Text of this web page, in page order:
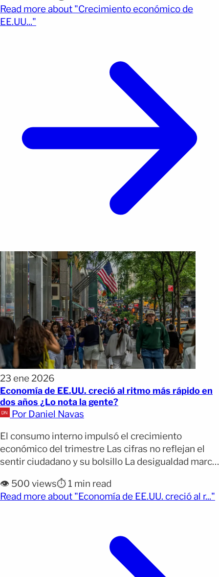
superior a lo previsto, lo que complica la lectura
económica y política del cierre de año. [&hellip;]
Read more about "Crecimiento económico de
EE.UU..."
23 ene 2026
Economía de EE.UU. creció al ritmo más rápido en
dos años ¿Lo nota la gente?
Por Daniel Navas
El consumo interno impulsó el crecimiento
económico del trimestre Las cifras no reflejan el
sentir ciudadano y su bolsillo La desigualdad marca
Estados Unidos mostró un crecimiento más fuerte
de lo previsto durante el tercer trimestre del año,
👁️ 500 views⏱️ 1 min read
Read more about "Economía de EE.UU. creció al r..."